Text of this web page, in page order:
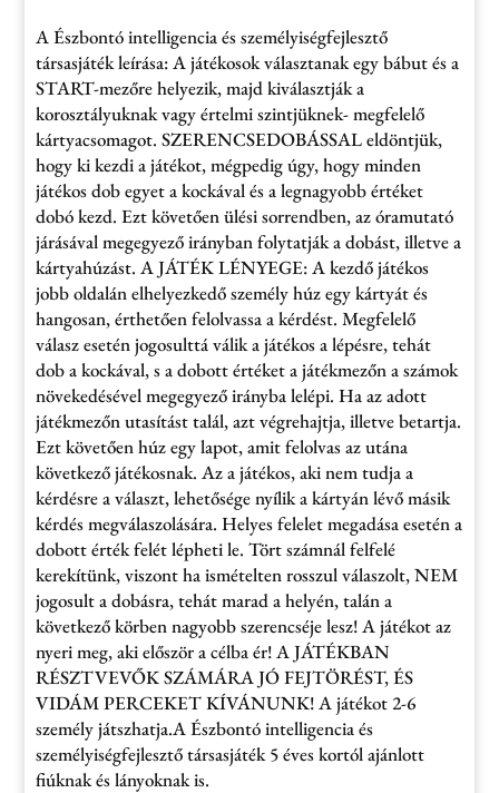
A Észbontó intelligencia és személyiségfejlesztő
társasjáték leírása: A játékosok választanak egy bábut és a
START-mezőre helyezik, majd kiválasztják a
korosztályuknak vagy értelmi szintjüknek- megfelelő
kártyacsomagot. SZERENCSEDOBÁSSAL eldöntjük,
hogy ki kezdi a játékot, mégpedig úgy, hogy minden
játékos dob egyet a kockával és a legnagyobb értéket
dobó kezd. Ezt követően ülési sorrendben, az óramutató
járásával megegyező irányban folytatják a dobást, illetve a
kártyahúzást. A JÁTÉK LÉNYEGE: A kezdő játékos
jobb oldalán elhelyezkedő személy húz egy kártyát és
hangosan, érthetően felolvassa a kérdést. Megfelelő
válasz esetén jogosulttá válik a játékos a lépésre, tehát
dob a kockával, s a dobott értéket a játékmezőn a számok
növekedésével megegyező irányba lelépi. Ha az adott
játékmezőn utasítást talál, azt végrehajtja, illetve betartja.
Ezt követően húz egy lapot, amit felolvas az utána
következő játékosnak. Az a játékos, aki nem tudja a
kérdésre a választ, lehetősége nyílik a kártyán lévő másik
kérdés megválaszolására. Helyes felelet megadása esetén a
dobott érték felét lépheti le. Tört számnál felfelé
kerekítünk, viszont ha ismételten rosszul válaszolt, NEM
jogosult a dobásra, tehát marad a helyén, talán a
következő körben nagyobb szerencséje lesz! A játékot az
nyeri meg, aki először a célba ér! A JÁTÉKBAN
RÉSZTVEVŐK SZÁMÁRA JÓ FEJTÖRÉST, ÉS
VIDÁM PERCEKET KÍVÁNUNK! A játékot 2-6
személy játszhatja.A Észbontó intelligencia és
személyiségfejlesztő társasjáték 5 éves kortól ajánlott
fiúknak és lányoknak is.